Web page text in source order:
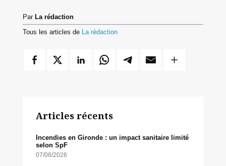
Par La rédaction
Tous les articles de La rédaction
Articles récents
Incendies en Gironde : un impact sanitaire limité
selon SpF
07/08/2026